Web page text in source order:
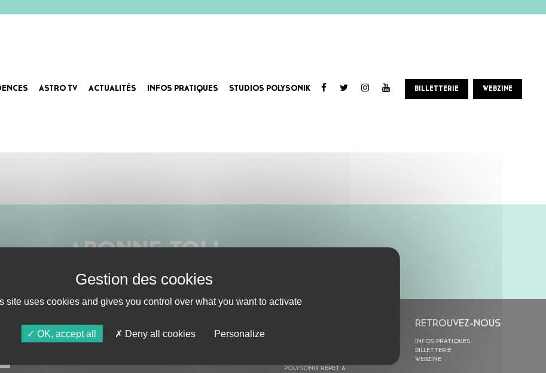
ASTRO TV ACTUALITÉS INFOS PRATIQUES STUDIOS POLYSONIK BILLETTERIE WEBZINE
ABONNE-TOI !
POLYSONIK REPET &
RETROUVEZ-NOUS
INFOS PRATIQUES
BILLETTERIE
WEBZINE
site uses cookies and gives you control over what you want to activate
OK, accept all Deny all cookies Personalize